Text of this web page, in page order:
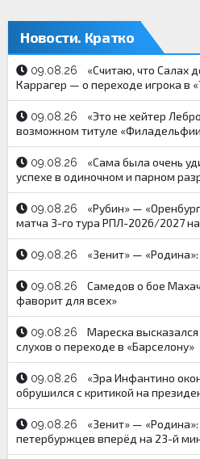
Новости. Кратко
09.08.26
«Считаю, что Салах
Каррагер — о переходе игрока в
09.08.26
«Это не хейтер
возможном титуле
09.08.26
«Сама была очень
успехе в одиночном и парном
09.08.26
«Рубин» —
матча 3-го тура РПЛ-2026/2027
09.08.26 «Зенит» —
09.08.26
Самедов о бое
фаворит для всех»
09.08.26
Мареска
слухов о переходе в «Барселону»
09.08.26
«Эра Инфантино
обрушился с критикой на
09.08.26
«Зенит» —
петербуржцев вперёд на 23-й